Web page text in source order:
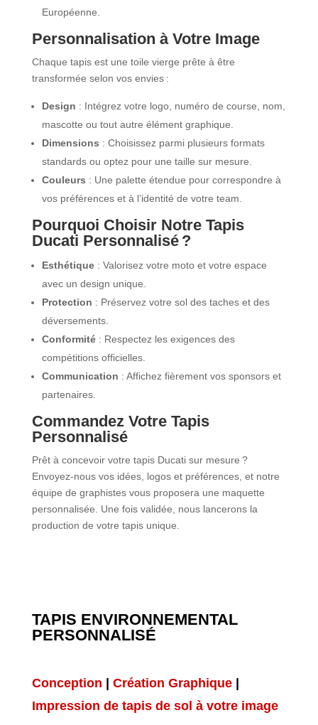
Européenne.​
Personnalisation à Votre Image
Chaque tapis est une toile vierge prête à être
transformée selon vos envies :​
Design : Intégrez votre logo, numéro de course, nom,
mascotte ou tout autre élément graphique.​
Dimensions : Choisissez parmi plusieurs formats
standards ou optez pour une taille sur mesure.​
Couleurs : Une palette étendue pour correspondre à
vos préférences et à l’identité de votre team.​
Pourquoi Choisir Notre Tapis
Ducati Personnalisé ?
Esthétique: Valorisez votre moto et votre espace
avec un design unique.​
Protection : Préservez votre sol des taches et des
déversements.
Conformité: Respectez les exigences des
compétitions officielles.
Communication : Affichez fièrement vos sponsors et
partenaires.
Commandez Votre Tapis
Personnalisé
Prêt à concevoir votre tapis Ducati sur mesure ?
Envoyez-nous vos idées, logos et préférences, et notre
équipe de graphistes vous proposera une maquette
personnalisée.
Une fois validée, nous lancerons la
production de votre tapis unique.
TAPIS ENVIRONNEMENTAL
PERSONNALISÉ
Conception Création Graphique
Impression de tapis de sol à votre image